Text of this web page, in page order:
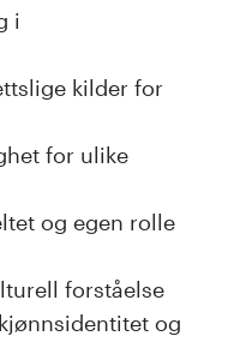
i
kilder for
for ulike
og egen rolle
forståelse
og